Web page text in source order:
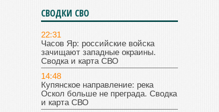
СВОДКИ СВО
22:31
Часов Яр: российские войска
зачищают западные окраины.
Сводка и карта СВО
14:48
Купянское направление: река
Оскол больше не преграда. Сводка
и карта СВО